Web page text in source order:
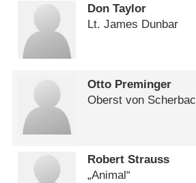
Don Taylor
Lt. James Dunbar
Otto Preminger
Oberst von
Robert Strauss
„Animal“